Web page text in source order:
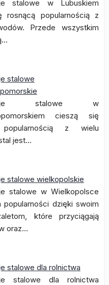
stalowe w Lubuskiem
rosnącą popularnością z
Przede wszystkim
stalowe
stalowe w
cieszą się
z wielu
jest…
stalowe wielkopolskie
stalowe w Wielkopolsce
popularności dzięki swoim
które przyciągają
oraz…
stalowe dla rolnictwa
stalowe dla rolnictwa